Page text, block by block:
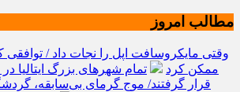
مطالب امروز
وقتی مایکروسافت اپل را نجات داد / توافقی
ممکن کرد
تمام شهرهای بزرگ ایتالیا
قرار گرفتند/ موج گرمای بی‌سابقه،